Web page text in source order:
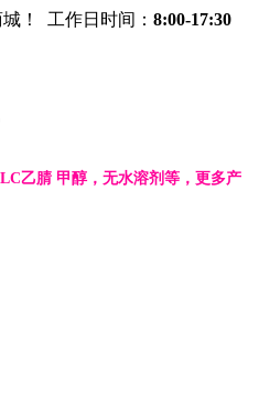
！ 工作日时间： 8:00-17:30
乙腈 甲醇，无水溶剂等，更多产